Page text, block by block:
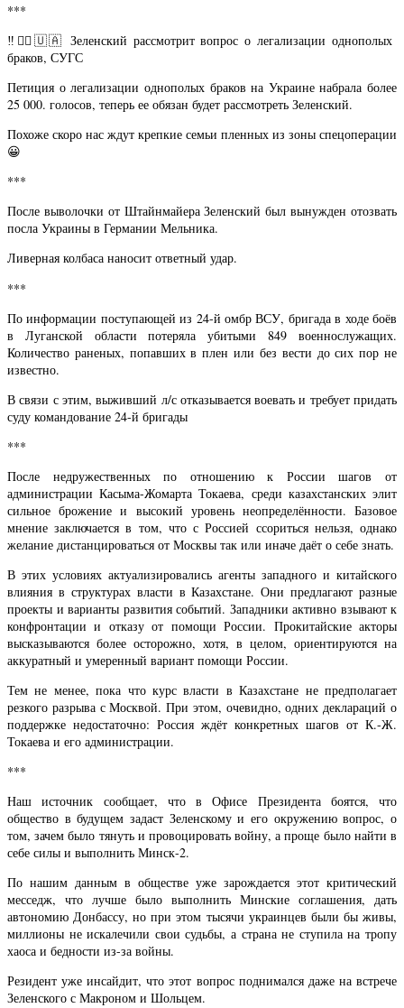
***
‼️🏴‍☠️🇺🇦 Зеленский рассмотрит вопрос о легализации однополых
браков, СУГС
Петиция о легализации однополых браков на Украине набрала более
25 000. голосов, теперь ее обязан будет рассмотреть Зеленский.
Похоже скоро нас ждут крепкие семьи пленных из зоны спецоперации
😀
***
После выволочки от Штайнмайера Зеленский был вынужден отозвать
посла Украины в Германии Мельника.
Ливерная колбаса наносит ответный удар.
***
По информации поступающей из 24-й омбр ВСУ, бригада в ходе боёв
в Луганской области потеряла убитыми 849 военнослужащих.
Количество раненых, попавших в плен или без вести до сих пор не
известно.
В связи с этим, выживший л/с отказывается воевать и требует придать
суду командование 24-й бригады
***
После недружественных по отношению к России шагов от
администрации Касыма-Жомарта Токаева, среди казахстанских элит
сильное брожение и высокий уровень неопределённости. Базовое
мнение заключается в том, что с Россией ссориться нельзя, однако
желание дистанцироваться от Москвы так или иначе даёт о себе знать.
В этих условиях актуализировались агенты западного и китайского
влияния в структурах власти в Казахстане. Они предлагают разные
проекты и варианты развития событий. Западники активно взывают к
конфронтации и отказу от помощи России. Прокитайские акторы
высказываются более осторожно, хотя, в целом, ориентируются на
аккуратный и умеренный вариант помощи России.
Тем не менее, пока что курс власти в Казахстане не предполагает
резкого разрыва с Москвой. При этом, очевидно, одних деклараций о
поддержке недостаточно: Россия ждёт конкретных шагов от К.-Ж.
Токаева и его администрации.
***
Наш источник сообщает, что в Офисе Президента боятся, что
общество в будущем задаст Зеленскому и его окружению вопрос, о
том, зачем было тянуть и провоцировать войну, а проще было найти в
себе силы и выполнить Минск-2.
По нашим данным в обществе уже зарождается этот критический
месседж, что лучше было выполнить Минские соглашения, дать
автономию Донбассу, но при этом тысячи украинцев были бы живы,
миллионы не искалечили свои судьбы, а страна не ступила на тропу
хаоса и бедности из-за войны.
Резидент уже инсайдит, что этот вопрос поднимался даже на встрече
Зеленского с Макроном и Шольцем.